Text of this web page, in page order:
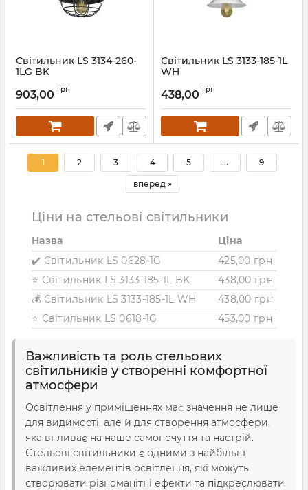
Світильник LS 3134-260-
1LG BK
903,00 грн
Світильник LS 3133-185-1L
WH
438,00 грн
1 2 3 4 5 ... 9
вперед »
Ціни на стельові світильники
Назва
Ціна
✔️ Світильник LS 0628-1G
425,00 грн
⭐ Світильник LS 3133-185-1L BK
438,00 грн
💰 Світильник LS 3133-185-1L WH
438,00 грн
⭐ Світильник LS 0618-1G
453,00 грн
Важливість та роль стельових
світильників у створенні комфортної
атмосфери
Освітлення у приміщеннях має значення не лише
для видимості, але й для створення атмосфери,
яка впливає на наше самопочуття та настрій.
Стельові світильники є одними з найбільш
важливих елементів освітлення, які можуть
створювати різноманітні ефекти та підкреслювати